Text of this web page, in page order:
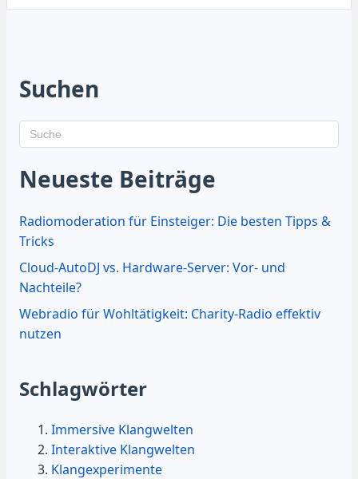
Suchen
Neueste Beiträge
Radiomoderation für Einsteiger: Die besten Tipps &
Tricks
Cloud-AutoDJ vs. Hardware-Server: Vor- und
Nachteile?
Webradio für Wohltätigkeit: Charity-Radio effektiv
nutzen
Schlagwörter
Immersive Klangwelten
Interaktive Klangwelten
Klangexperimente